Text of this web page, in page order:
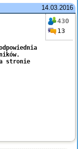
14.03.2016
430
13